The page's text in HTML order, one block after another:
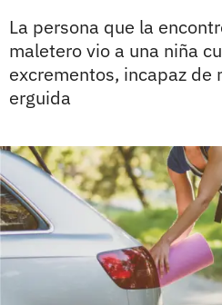
La persona que la
maletero vio a una niña
excrementos, incapaz de
erguida